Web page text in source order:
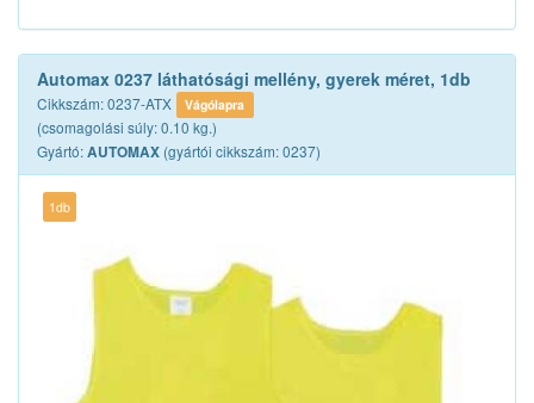
Automax 0237 láthatósági mellény, gyerek méret, 1db
Cikkszám: 0237-ATX Vágólapra
(csomagolási súly: 0.10 kg.)
Gyártó:AUTOMAX (gyártói cikkszám: 0237)
1db